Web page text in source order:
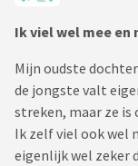
Ik viel wel mee
Mijn oudste
de jongste valt
streken, maar ze
Ik zelf viel ook wel
eigenlijk wel zeker